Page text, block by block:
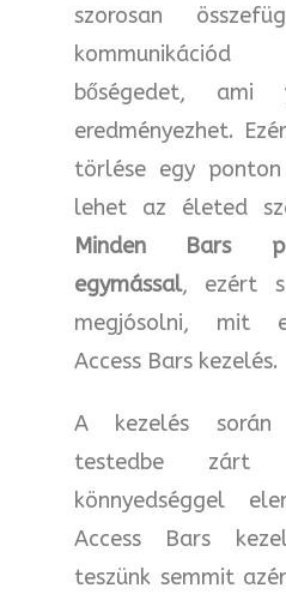
szorosan
bőségedet, ami
eredményezhet.
törlése egy
lehet az életed
Minden Bars
egymással, ezért
megjósolni, mit
Access Bars kezelés.
A kezelés
testedbe zárt
könnyedséggel
Access Bars
teszünk semmit